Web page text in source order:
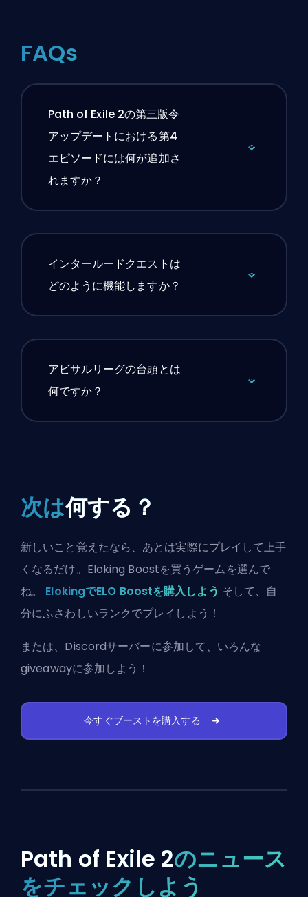
FAQs
Path of Exile 2の第三版令
アップデートにおける第4
エピソードには何が追加さ
れますか？
インタールードクエストは
どのように機能しますか？
アビサルリーグの台頭とは
何ですか？
次は何する？
新しいこと覚えたなら、あとは実際にプレイして上手
くなるだけ。Eloking Boostを買うゲームを選んで
ね。 ElokingでELO Boostを購入しよう そして、自
分にふさわしいランクでプレイしよう！
または、 Discordサーバーに参加して、いろんな
giveawayに参加しよう！
今すぐブーストを購入する
Path of Exile 2のニュース
をチェックしよう